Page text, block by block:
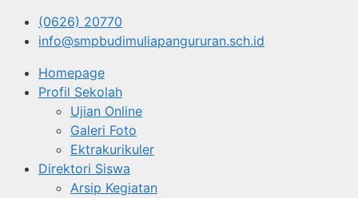
(0626) 20770
info@smpbudimuliapangururan.sch.id
Homepage
Profil Sekolah
Ujian Online
Galeri Foto
Ektrakurikuler
Direktori Siswa
Arsip Kegiatan